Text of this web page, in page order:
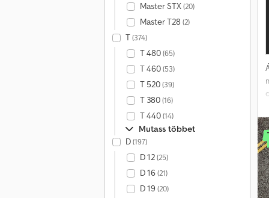
Master STX(20)
Master T28 (2)
T(374)
T 480(65)
T 460(53)
T 520(39)
T 380(16)
T 440(14)
Mutass többet
D(197)
D 12(25)
D 16(21)
D 19 (20)